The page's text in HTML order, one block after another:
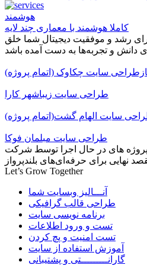
هوشمند
کاملا هوشمند با معماری چند لایه
رشد و موفقیت دیجیتال شما خلق
دانش و تجربه‌ها به دست آمده باشد
سایت چکاوک (اتمام پروژه)
طراحی سایت زیباشهر کارا
سایت الهام گشت(اتمام پروژه)
طراحی سایت مبلمان فوکا
پروژه های در حال اجرا توسط شرکت
نهایی برای حرفه‌ای‌های بلندپرواز
Let’s Grow Together
آنـــالیز وبسایت شما
طراحی قالب گرافیکی
برنامه نویسی سایت
تست و ورود اطلاعات
تست امنیت و پچ کردن
آموزش استفاده از سایت
گارانـــــــــتی و پشتیبانی